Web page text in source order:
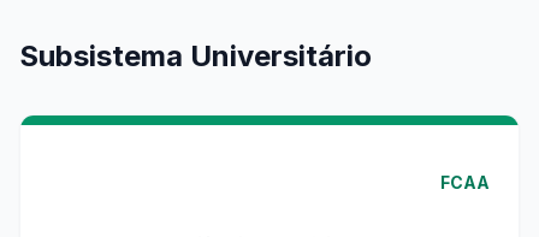
Subsistema Universitário
FCAA